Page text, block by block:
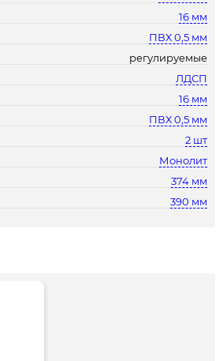
16 мм
ПВХ 0,5 мм
регулируемые
ЛДСП
16 мм
ПВХ 0,5 мм
2 шт
Монолит
374 мм
390 мм